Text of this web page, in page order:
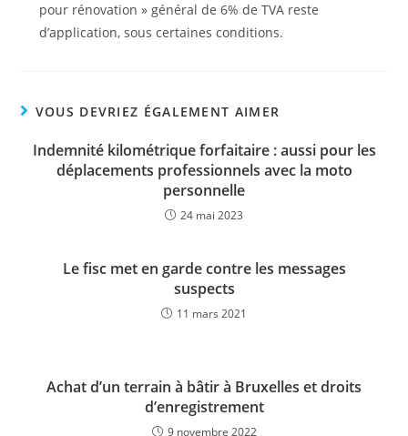
pour rénovation » général de 6% de TVA reste
d’application, sous certaines conditions.
VOUS DEVRIEZ ÉGALEMENT AIMER
Indemnité kilométrique forfaitaire : aussi pour les
déplacements professionnels avec la moto
personnelle
24 mai 2023
Le fisc met en garde contre les messages
suspects
11 mars 2021
Achat d’un terrain à bâtir à Bruxelles et droits
d’enregistrement
9 novembre 2022